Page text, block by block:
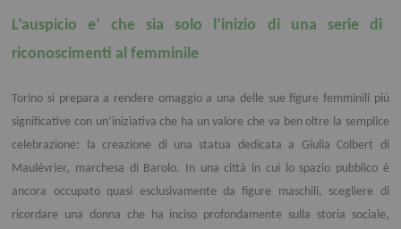
L’auspicio e’ che sia solo l’inizio di una serie di
riconoscimenti al femminile
Torino si prepara a rendere omaggio a una delle sue figure femminili più
significative con un’iniziativa che ha un valore che va ben oltre la semplice
celebrazione: la creazione di una statua dedicata a Giulia Colbert di
Maulévrier, marchesa di Barolo. In una città in cui lo spazio pubblico è
ancora occupato quasi esclusivamente da figure maschili, scegliere di
ricordare una donna che ha inciso profondamente sulla storia sociale,